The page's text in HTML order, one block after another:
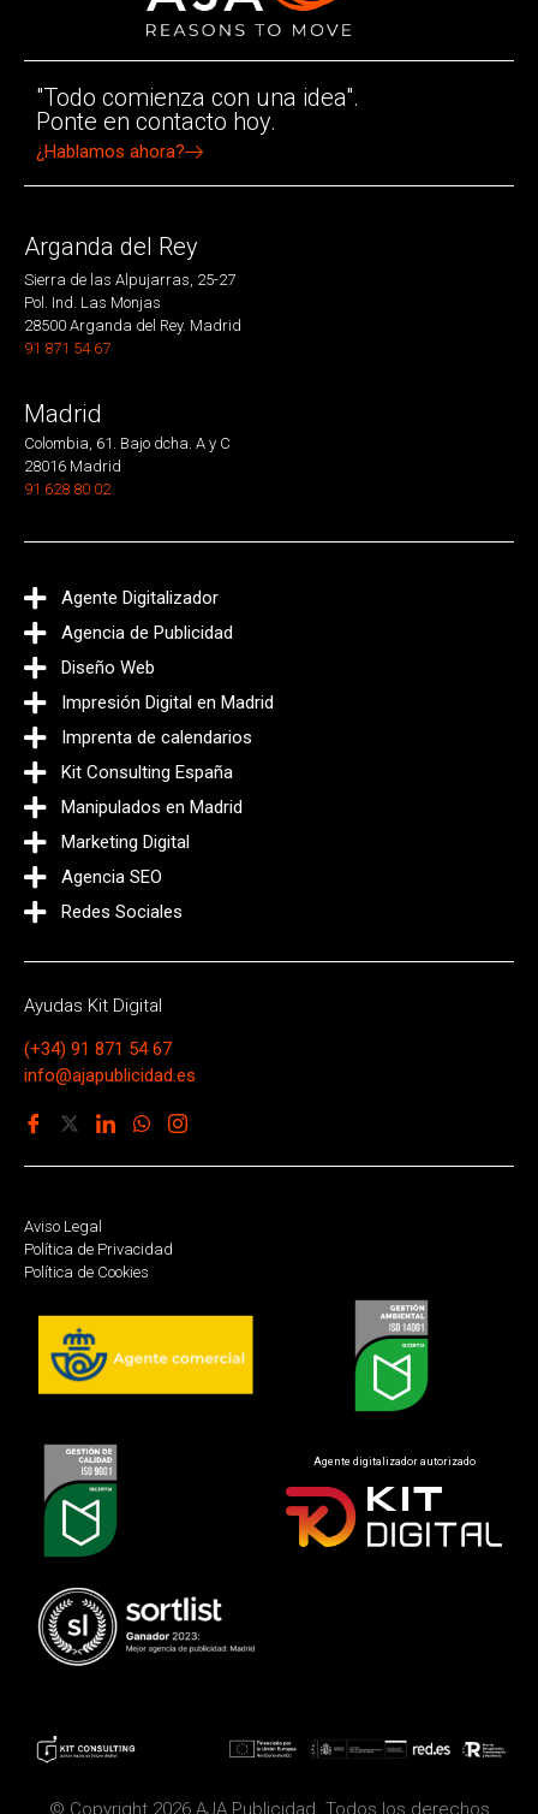
"Todo comienza con una idea".
Ponte en contacto hoy.
¿Hablamos ahora?
Arganda del Rey
Sierra de las Alpujarras, 25-27
Pol. Ind. Las Monjas
28500 Arganda del Rey. Madrid
91 871 54 67
Madrid
Colombia, 61. Bajo dcha. A y C
28016 Madrid
91 628 80 02
Agente Digitalizador
Agencia de Publicidad
Diseño Web
Impresión Digital en Madrid
Imprenta de calendarios
Kit Consulting España
Manipulados en Madrid
Marketing Digital
Agencia SEO
Redes Sociales
Ayudas Kit Digital
(+34) 91 871 54 67
info@ajapublicidad.es
Aviso Legal
Política de Privacidad
Política de Cookies
Agente digitalizador autorizado
© Copyright 2026 AJA Publicidad. Todos los derechos